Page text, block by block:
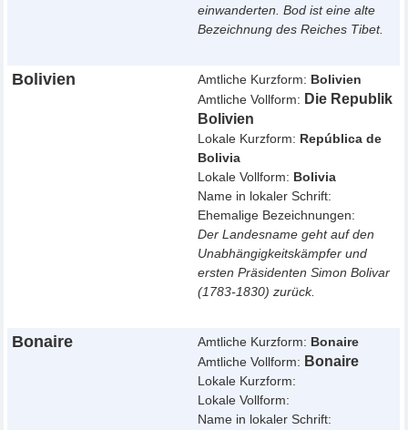
einwanderten. Bod ist eine alte
Bezeichnung des Reiches Tibet.
Bolivien Amtliche Kurzform: Bolivien
Amtliche Vollform: Die Republik
Bolivien
Lokale Kurzform: República de
Bolivia
Lokale Vollform: Bolivia
Name in lokaler Schrift:
Ehemalige Bezeichnungen:
Der Landesname geht auf den
Unabhängigkeitskämpfer und
ersten Präsidenten Simon Bolivar
(1783-1830) zurück.
Bonaire Amtliche Kurzform: Bonaire
Amtliche Vollform: Bonaire
Lokale Kurzform:
Lokale Vollform:
Name in lokaler Schrift: